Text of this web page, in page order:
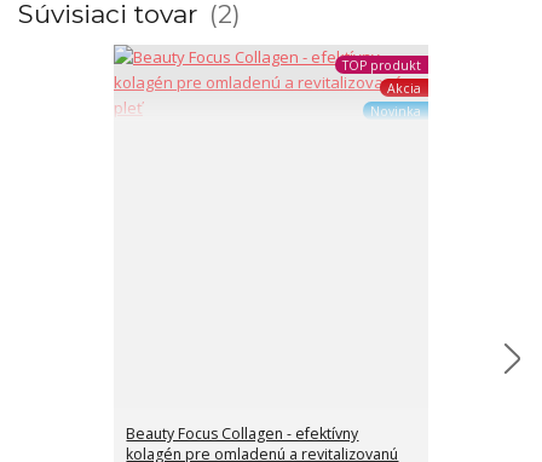
Súvisiaci tovar 2
TOP produkt
Akcia
Novinka
Beauty Focus Collagen - efektívny
kolagén pre omladenú a revitalizovanú